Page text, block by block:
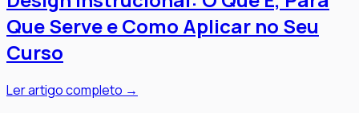
Que Serve e Como Aplicar no Seu
Curso
Ler artigo completo →